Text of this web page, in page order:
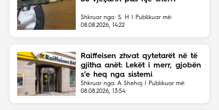
Shkruar nga: S. H | Publikuar më:
08.08.2026, 14:22
Raiffeisen zhvat qytetarët në të
gjitha anët: Lekët i merr, gjobën
s’e heq nga sistemi
Shkruar nga: A Shehaj | Publikuar më:
08.08.2026, 13:54